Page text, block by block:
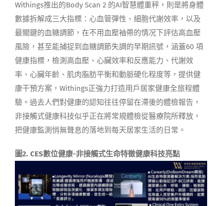
Withings推出的Body Scan 2 的AI智慧體重秤，則是將身體
數據拆解成三大指標：心血管彈性、細胞代謝效率，以及
最關鍵的血糖調節，在不用血壓袖帶的情况下評估高血壓
風險，甚至能捕捉到血糖調節失調的早期訊號，涵蓋60 項
健康指標，檢測高血壓、心臟效率和反應能力、代謝效
率、心臟年齡、肌肉脂肪平衡和動脈硬化程度等，提供健
康干預方案，Withings正強力打造用戶居家健康全旅程體
驗。過去人們對健康的認知往往停留在滯後的體檢報告，
非接觸式健康科技似乎正在將常規體檢從醫療院所釋放，
把健康監測悄無聲息的落地到每天居家生活的日常。
圖2. CES數位健康-非接觸式生命特徵健康科技亮點